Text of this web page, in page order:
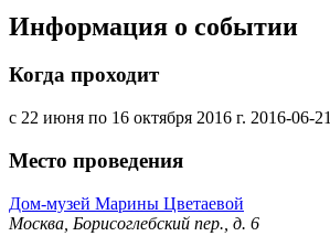
Информация о событии
Когда проходит
с 22 июня по 16 октября 2016 г. 2016-06-21
Место проведения
Дом-музей Марины Цветаевой
Москва, Борисоглебский пер., д. 6